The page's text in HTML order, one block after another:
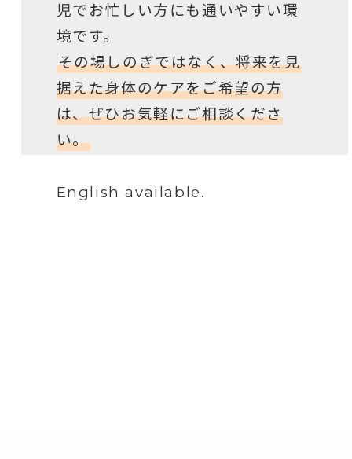
児でお忙しい方にも通いやすい環
境です。
その場しのぎではなく、将来を見
据えた身体のケアをご希望の方
は、ぜひお気軽にご相談くださ
い。
English available.